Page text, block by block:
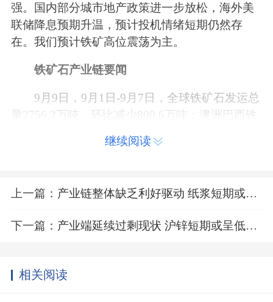
强。国内部分城市地产政策进一步放松，海外美
联储降息预期升温，预计投机情绪短期仍然存
在。我们预计铁矿高位震荡为主。
铁矿石产业链要闻
9月9日，9月1日-9月7日，全球铁矿石发运总
量2756.2万吨，环比减少800.6万吨；澳洲巴西铁
5港到港总量2448.0万吨，环比减少78.0万吨；北
吨。
继续阅读
上一篇： 产业链整体缺乏利好驱动 纸浆短期或延续低位震荡
下一篇： 产业端延续过剩现状 沪锌短期或呈低位震荡格局
相关阅读